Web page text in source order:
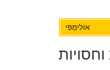
אוֹלִימְפִּי